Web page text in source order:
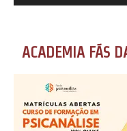
ACADEMIA FÃS